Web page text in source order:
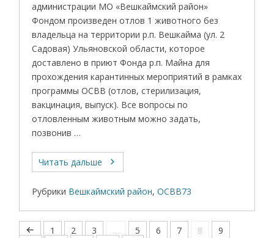
администрации МО «Вешкаймский район»
Фондом произведен отлов 1 животного без
владельца на территории р.п. Вешкайма (ул. 2
Садовая) Ульяновской области, которое
доставлено в приют Фонда р.п. Майна для
прохождения карантинных мероприятий в рамках
программы ОСВВ (отлов, стерилизация,
вакцинация, выпуск). Все вопросы по
отловленным животным можно задать,
позвонив …
Читать дальше
Рубрики Вешкаймский район,ОСВВ73
1 2 3 … 5 6 7 8
9